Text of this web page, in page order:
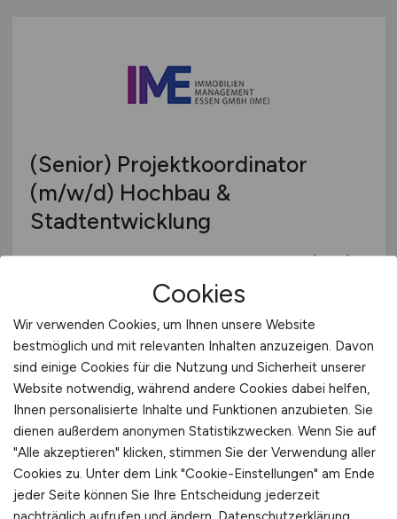
(Senior) Projektkoordinator
(m/w/d) Hochbau &
Stadtentwicklung
Immobilien Management Essen GmbH (IME)
Essen
Cookies
Wir verwenden Cookies, um Ihnen unsere Website
bestmöglich und mit relevanten Inhalten anzuzeigen. Davon
sind einige Cookies für die Nutzung und Sicherheit unserer
Website notwendig, während andere Cookies dabei helfen,
Ihnen personalisierte Inhalte und Funktionen anzubieten. Sie
dienen außerdem anonymen Statistikzwecken. Wenn Sie auf
"Alle akzeptieren" klicken, stimmen Sie der Verwendung aller
Cookies zu. Unter dem Link "Cookie-Einstellungen" am Ende
jeder Seite können Sie Ihre Entscheidung jederzeit